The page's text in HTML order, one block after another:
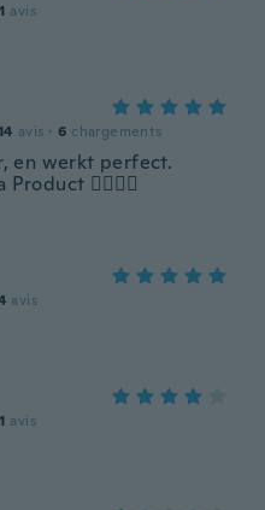
1 avis
avis · 6 chargements
en werkt perfect.
👍🏽👍🏽
avis
1 avis